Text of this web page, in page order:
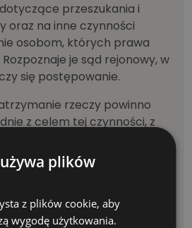
przeszukania i
oraz na inne czynności
osobom, których prawa
je sąd rejonowy, w
się postępowanie.
rzeczy powinno
z celem tej czynności, z
i poszanowania godności
dotyczy, oraz bez
szkód i
–Kancelaria adwokacka
plików
z plików cookie, aby
wygodę użytkowania.